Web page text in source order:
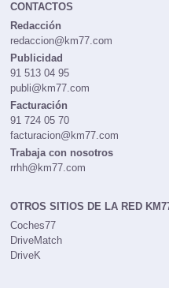
CONTACTOS
Redacción
redaccion@km77.com
Publicidad
91 513 04 95
publi@km77.com
Facturación
91 724 05 70
facturacion@km77.com
Trabaja con nosotros
rrhh@km77.com
OTROS SITIOS DE LA RED
Coches77
DriveMatch
DriveK